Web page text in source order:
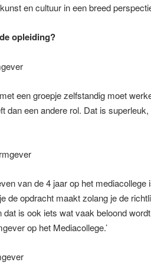
en cultuur in een breed
opleiding?
een groepje zelfstandig moet
dan een andere rol. Dat is
van de 4 jaar op het
de opdracht maakt zolang je de
is ook iets wat vaak beloond
op het Mediacollege.’